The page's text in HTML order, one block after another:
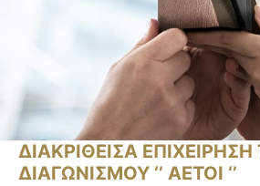
ΔΙΑΚΡΙΘΕΙΣΑ
ΔΙΑΓΩΝΙΣΜΟΥ ‘’ ΑΕΤΟΙ ‘’